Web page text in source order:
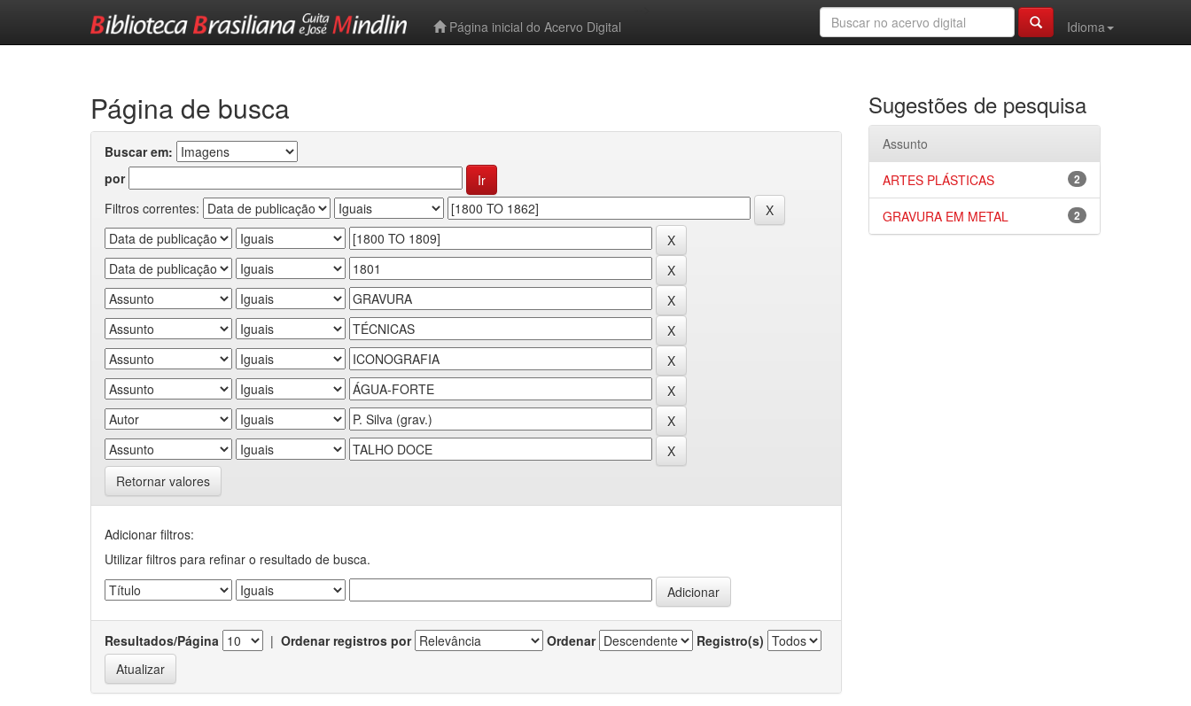
Página inicial do Acervo Digital
Idioma
Página de busca
Buscar em:
por
Filtros correntes:
Retornar valores
Adicionar filtros:
Utilizar filtros para refinar o resultado de busca.
Resultados/Página | Ordenar registros por Ordenar Registro(s)
Sugestões de pesquisa
Assunto
2
ARTES PLÁSTICAS
2
GRAVURA EM METAL